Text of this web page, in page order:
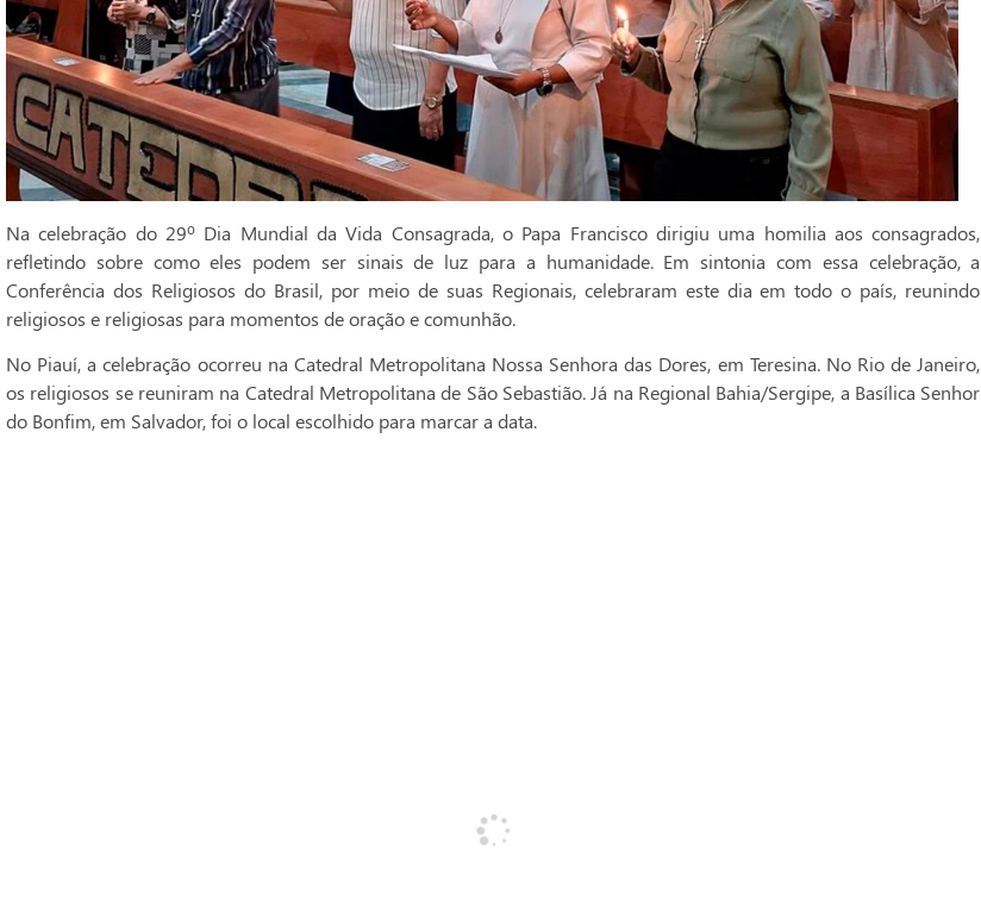
Na celebração do 29º Dia Mundial da Vida Consagrada, o Papa Francisco dirigiu uma homilia aos consagrados,
refletindo sobre como eles podem ser sinais de luz para a humanidade. Em sintonia com essa celebração, a
Conferência dos Religiosos do Brasil, por meio de suas Regionais, celebraram este dia em todo o país, reunindo
religiosos e religiosas para momentos de oração e comunhão.
No Piauí, a celebração ocorreu na Catedral Metropolitana Nossa Senhora das Dores, em Teresina. No Rio de Janeiro,
os religiosos se reuniram na Catedral Metropolitana de São Sebastião. Já na Regional Bahia/Sergipe, a Basílica Senhor
do Bonfim, em Salvador, foi o local escolhido para marcar a data.